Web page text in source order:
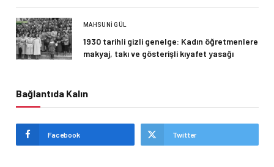
MAHSUNI GÜL
1930 tarihli gizli genelge: Kadın öğretmenlere
makyaj, takı ve gösterişli kıyafet yasağı
Bağlantıda Kalın
Facebook Twitter